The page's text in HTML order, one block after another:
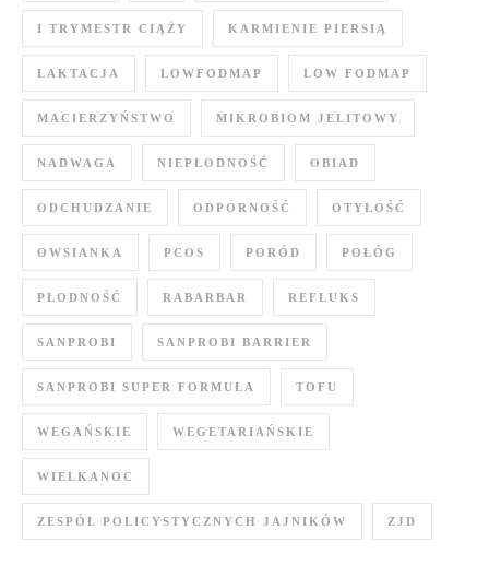
I TRYMESTR CIĄŻY KARMIENIE PIERSIĄ
LAKTACJA LOWFODMAP LOW FODMAP
MACIERZYŃSTWO MIKROBIOM JELITOWY
NADWAGA NIEPŁODNOŚĆ OBIAD
ODCHUDZANIE ODPORNOŚĆ OTYŁOŚĆ
OWSIANKA PCOS PORÓD POŁÓG
PŁODNOŚĆ RABARBAR REFLUKS
SANPROBI SANPROBI BARRIER
SANPROBI SUPER FORMUŁA TOFU
WEGAŃSKIE WEGETARIAŃSKIE
WIELKANOC
ZESPÓŁ POLICYSTYCZNYCH JAJNIKÓW ZJD